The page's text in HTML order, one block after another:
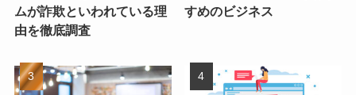
ムが詐欺といわれている理
由を徹底調査
すめのビジネス